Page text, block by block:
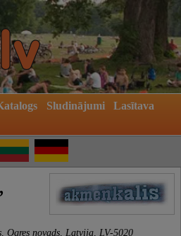
Sludinājumi
Lasītava
Ogres novads, Latvija, LV-5020